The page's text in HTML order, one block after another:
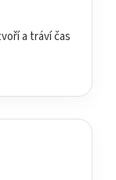
a tráví čas